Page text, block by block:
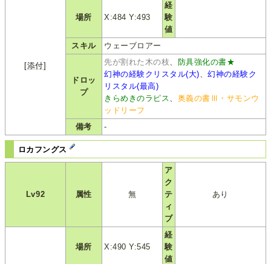
[添付]
場所 X:484 Y:493
経
験
値
スキル
ウェーブロアー
ドロッ
プ
先が割れた木の枝、 防具強化の書★
幻神の経験クリスタル(大)、幻神の経験ク
リスタル(最高)
きらめきのラピス、 奥義の書Ⅲ・サモンウ
ッドリーフ
備考
-
ロカフングス
Lv92 属性 無
ア
ク
テ
ィ
ブ
あり
場所 X:490 Y:545
経
験
値